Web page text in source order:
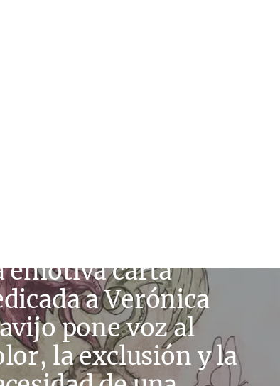
emotiva carta
a Verónica
pone voz al
la exclusión y la